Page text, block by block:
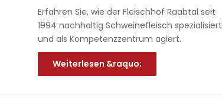
Erfahren Sie, wie der Fleischhof Raabtal seit
1994 nachhaltig Schweinefleisch spezialisiert
und als Kompetenzzentrum agiert.
Weiterlesen &raquo;